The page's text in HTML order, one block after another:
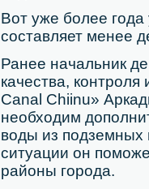
Вот уже более
составляет менее
Ранее начальник
качества,
Canal Chiinu»
необходим
воды из подземных
ситуации он
районы города.